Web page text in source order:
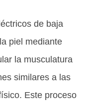
de baja
piel mediante
la musculatura
similares a las
Este proceso